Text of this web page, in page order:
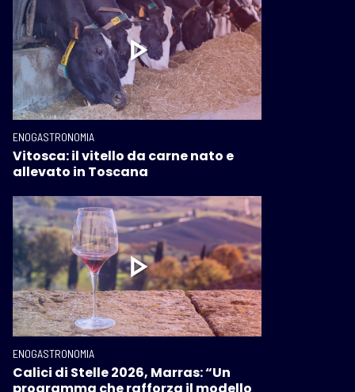
ENOGASTRONOMIA
Vitosca: il vitello da carne nato e
allevato in Toscana
ENOGASTRONOMIA
Calici di Stelle 2026, Marras: “Un
programma che rafforza il modello